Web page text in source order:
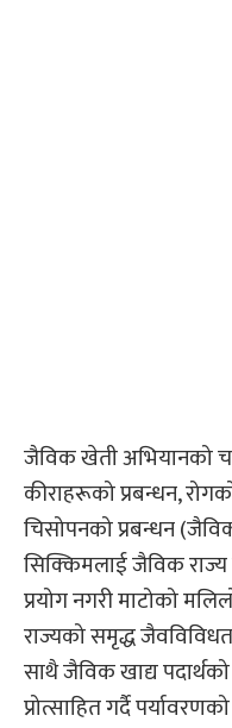
जैविक खेती अभियानको
कीराहरूको प्रबन्धन,
चिसोपनको प्रबन्धन
सिक्किमलाई जैविक
प्रयोग नगरी माटोको
राज्यको समृद्ध
साथै जैविक खाद्य
प्रोत्साहित गर्दै